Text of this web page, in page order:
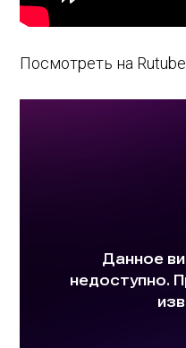
Посмотреть на Rutube